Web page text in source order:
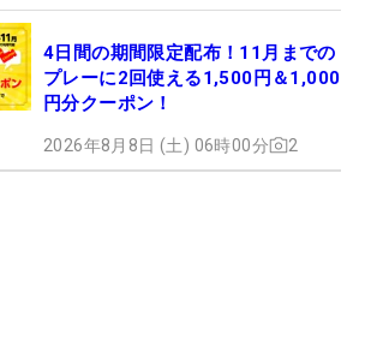
4日間の期間限定配布！11月までの
プレーに2回使える1,500円＆1,000
円分クーポン！
2026年8月8日 (土) 06時00分 2